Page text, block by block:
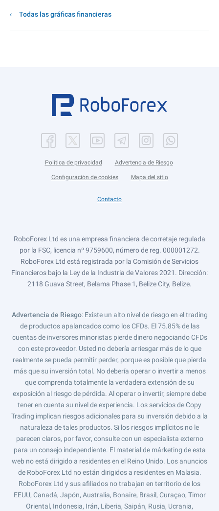
Todas las gráficas financieras
Política de privacidad Advertencia de Riesgo
Configuración de cookies Mapa del sitio
Contacto
RoboForex Ltd es una empresa financiera de corretaje regulada
por la FSC, licencia nº 9759600, número de reg. 000001272.
RoboForex Ltd está registrada por la Comisión de Servicios
Financieros bajo la Ley de la Industria de Valores 2021. Dirección:
2118 Guava Street, Belama Phase 1, Belize City, Belize.
Advertencia de Riesgo: Existe un alto nivel de riesgo en el trading
de productos apalancados como los CFDs. El 75.85% de las
cuentas de inversores minoristas pierde dinero negociando CFDs
con este proveedor. Usted no debería arriesgar más de lo que
realmente se pueda permitir perder, porque es posible que pierda
más que su inversión total. No debería operar o invertir a menos
que comprenda totalmente la verdadera extensión de su
exposición al riesgo de pérdida. Al operar o invertir, siempre debe
tener en cuenta su nivel de experiencia. Los servicios de Copy
Trading implican riesgos adicionales para su inversión debido a la
naturaleza de tales productos. Si los riesgos implícitos no le
parecen claros, por favor, consulte con un especialista externo
para un consejo independiente. El material de márketing de esta
web no está dirigido a residentes en el Reino Unido. Los anuncios
de RoboForex Ltd no están dirigidos a residentes en Malasia.
RoboForex Ltd y sus afiliados no trabajan en territorio de los
EEUU, Canadá, Japón, Australia, Bonaire, Brasil, Curaçao, Timor
Oriental, Indonesia, Irán, Liberia, Saipán, Rusia, Ucrania,